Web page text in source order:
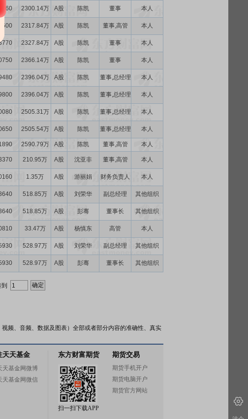
2300.14万 A股 陈凯 董事
本人
2317.84万 A股 陈凯 董事,高管
本人
2327.84万 A股 陈凯 董事
本人
2366.14万 A股 陈凯 董事
本人
2396.04万 A股 陈凯 董事,总经理
本人
2396.04万 A股 陈凯 董事,总经理
本人
2505.31万 A股 陈凯 董事,总经理
本人
2505.54万 A股 陈凯 董事,总经理 本人
2590.79万 A股 陈凯 董事,高管
本人
210.95万 A股 沈亚非 董事,高管
本人
1.35万 A股 游丽娟 财务负责人
本人
518.85万 A股 刘荣华 副总经理
其他组织
518.85万 A股 彭骞 董事长
其他组织
33.47万 A股 杨慎东 高管
本人
528.97万 A股 刘荣华 副总经理
其他组织
528.97万 A股 彭骞 董事长 其他组织
频、音频、数据及图表）全部或者部分内容的准确性、真实
天天基金
天基金网微博
天基金网微信
东方财富期货
扫一扫下载APP
期货交易
期货手机开户
期货电脑开户
期货官方网站